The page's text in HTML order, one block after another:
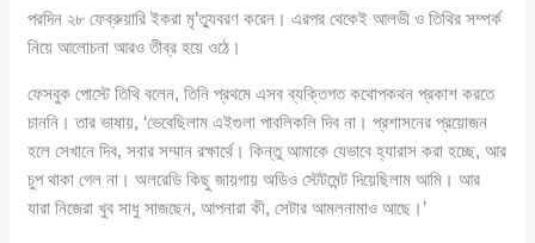
পরদিন ২৮ ফেব্রুয়ারি ইকরা মৃ’ত্যুবরণ করেন। এরপর থেকেই আলভী ও তিথির সম্পর্ক
নিয়ে আলোচনা আরও তীব্র হয়ে ওঠে।
ফেসবুক পোস্টে তিথি বলেন, তিনি প্রথমে এসব ব্যক্তিগত কথোপকথন প্রকাশ করতে
চাননি। তার ভাষায়, ‘ভেবেছিলাম এইগুলা পাবলিকলি দিব না। প্রশাসনের প্রয়োজন
হলে সেখানে দিব, সবার সম্মান রক্ষার্থে। কিন্তু আমাকে যেভাবে হ্যারাস করা হচ্ছে, আর
চুপ থাকা গেল না। অলরেডি কিছু জায়গায় অডিও স্টেটমেন্ট দিয়েছিলাম আমি। আর
যারা নিজেরা খুব সাধু সাজছেন, আপনারা কী, সেটার আমলনামাও আছে।’